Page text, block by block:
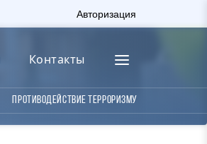
Авторизация
Контакты
Противодействие терроризму